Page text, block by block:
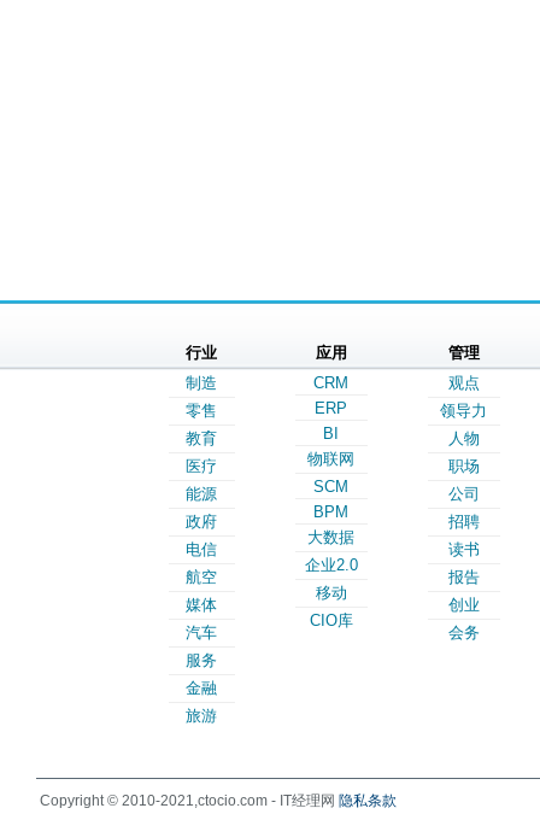
行业
制造
零售
教育
医疗
能源
政府
电信
航空
媒体
汽车
服务
金融
旅游
应用
CRM
ERP
BI
物联网
SCM
BPM
大数据
企业2.0
移动
CIO库
管理
观点
领导力
人物
职场
公司
招聘
读书
报告
创业
会务
Copyright © 2010-2021,ctocio.com - IT经理网 隐私条款